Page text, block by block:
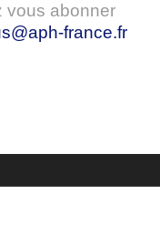
vous abonner
france.fr